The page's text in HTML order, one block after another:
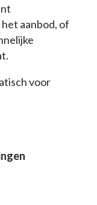
aanbod, of
voor